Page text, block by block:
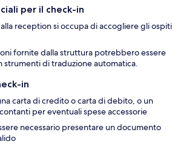
per il check-in
reception si occupa di accogliere gli ospiti
fornite dalla struttura potrebbero essere
strumenti di traduzione automatica.
in
carta di credito o carta di debito, o un
per eventuali spese accessorie
necessario presentare un documento